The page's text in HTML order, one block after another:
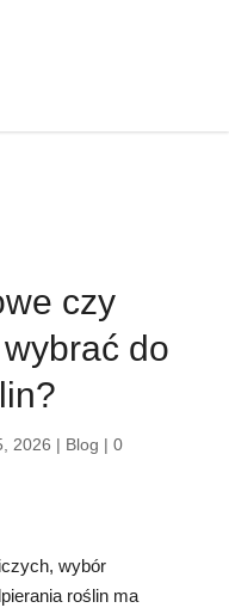
czy
do
2026 | Blog | 0
wybór
roślin ma